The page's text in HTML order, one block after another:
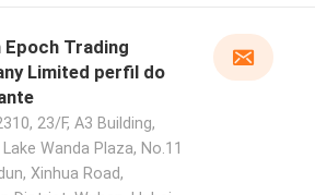
Epoch Trading
Limited perfil do
23/F, A3 Building,
Lake Wanda Plaza, No.11
Xinhua Road,